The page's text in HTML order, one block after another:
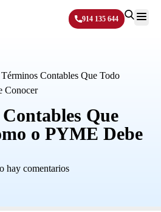
914 135 644
Contables Que Todo
Conocer
Que
o PYME Debe
hay comentarios